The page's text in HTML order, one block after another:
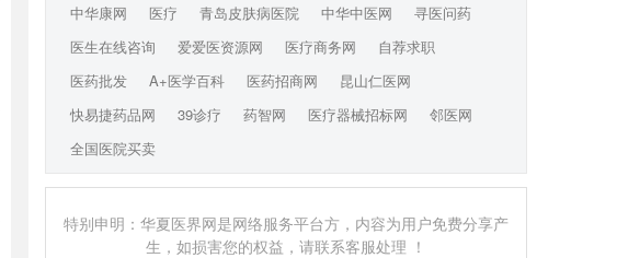
中华康网 医疗 青岛皮肤病医院 中华中医网
寻医问药
医生在线咨询
爱爱医资源网 医疗商务网
自荐求职
医药批发
A+医学百科 医药招商网
昆山仁医网
快易捷药品网
39诊疗 药智网 医疗器械招标网
邻医网
全国医院买卖
特别申明：华夏医界网是网络服务平台方，内容为用户免费分享产
生，如损害您的权益，请联系客服处理 ！